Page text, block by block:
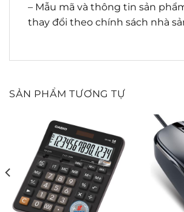
– Mẫu mã và thông tin sản
thay đổi theo chính sách nhà
SẢN PHẨM TƯƠNG TỰ